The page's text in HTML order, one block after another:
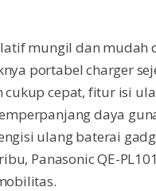
mungil dan mudah
portabel charger
cukup cepat, fitur isi
daya
ulang baterai
Panasonic QE-